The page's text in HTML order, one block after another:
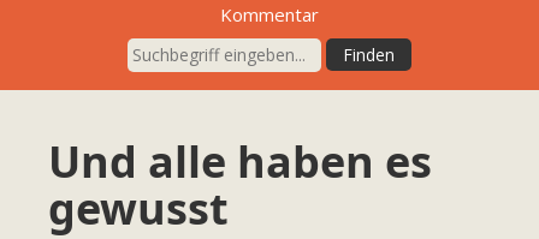
Kommentar
Und alle haben es
gewusst